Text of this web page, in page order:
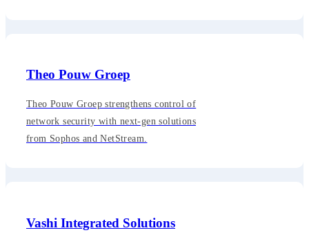
Theo Pouw Groep
Theo Pouw Groep strengthens control of
network security with next-gen solutions
from Sophos and NetStream.
Vashi Integrated Solutions